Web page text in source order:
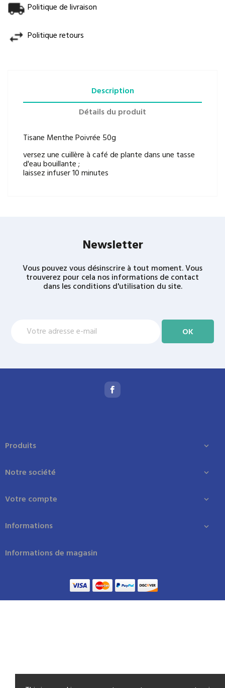
Politique de livraison
Politique retours
Description
Détails du produit
Tisane Menthe Poivrée 50g
versez une cuillère à café de plante dans une tasse
d'eau bouillante ;
laissez infuser 10 minutes
Newsletter
Vous pouvez vous désinscrire à tout moment. Vous
trouverez pour cela nos informations de contact
dans les conditions d'utilisation du site.
Produits 
Notre société 
Votre compte 
Informations 
Informations de magasin